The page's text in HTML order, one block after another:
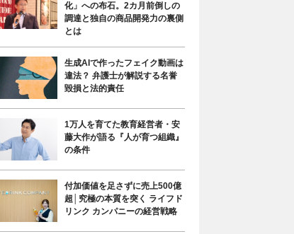
化」への布石。2カ月前倒しの
調達と独自の商品開発力の裏側
とは
生成AIで作ったフェイク動画は
違法？ 弁護士が解説する名誉
毀損と法的責任
1万人を育てた教育経営者・安
藤大作が語る『人が育つ組織』
の条件
付加価値を足さずに売上500億
超│究極の本質を突く ライフド
リンク カンパニーの経営戦略